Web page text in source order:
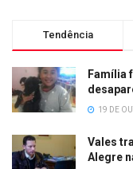
Tendência
Família
19 DE
Vales
Alegre